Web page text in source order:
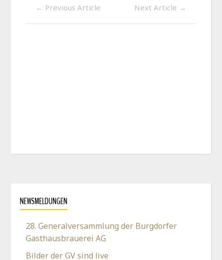
← Previous Article Next Article →
NEWSMELDUNGEN
28. Generalversammlung der Burgdorfer
Gasthausbrauerei AG
Bilder der GV sind live